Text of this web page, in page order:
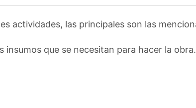
actividades, las principales son las
que se necesitan para hacer la obra.